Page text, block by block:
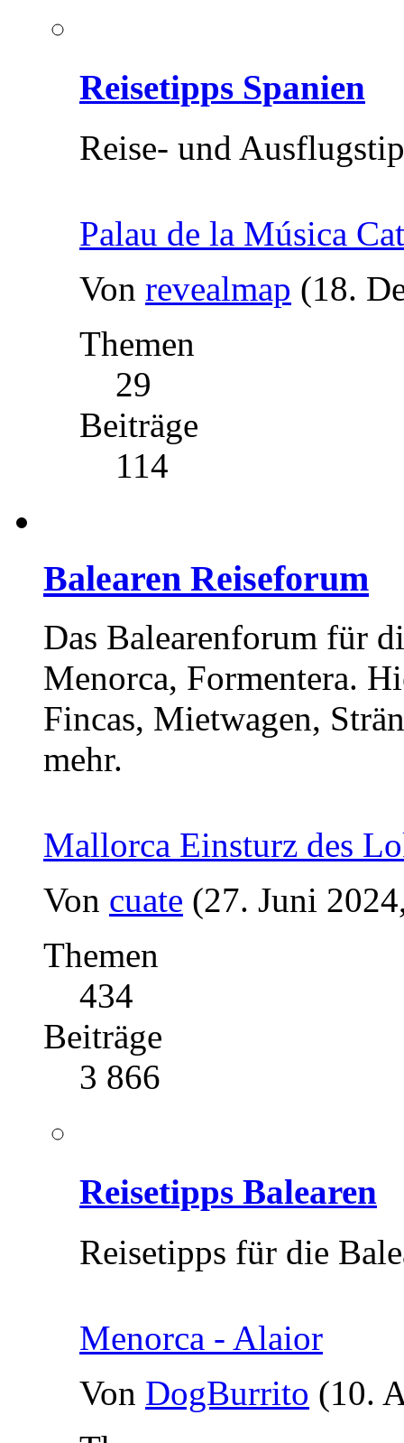
Reisetipps Spanien
Reise- und
Palau de la Música
Von revealmap (18.
Themen
29
Beiträge
114
Balearen Reiseforum
Das Balearenforum für
Menorca, Formentera.
Fincas, Mietwagen,
mehr.
Mallorca Einsturz des
Von cuate (27. Juni
Themen
434
Beiträge
3 866
Reisetipps Balearen
Reisetipps für die
Menorca - Alaior
Von DogBurrito (10.